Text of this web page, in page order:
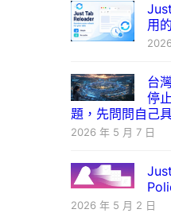
用
台
停
題，先問問自己
2026 年 5 月 7 日
2026 年 5 月 2 日